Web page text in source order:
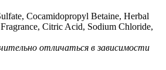
Cocamidopropyl Betaine, Herbal
Citric Acid, Sodium Chloride,
отличаться в зависимости